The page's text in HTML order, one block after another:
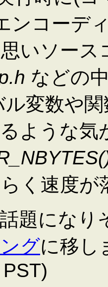
ンコーデ
いソー
などの
ル変数や
ような気
く速度が
題になり
グに移し